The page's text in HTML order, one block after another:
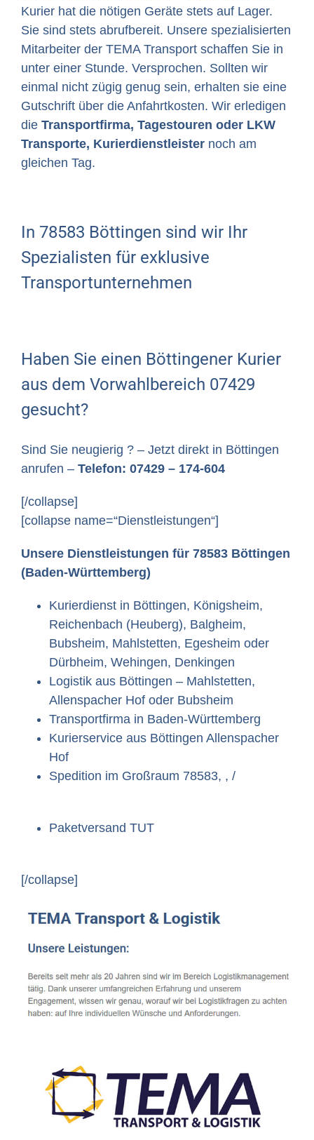
Kurier hat die nötigen Geräte stets auf Lager.
Sie sind stets abrufbereit. Unsere spezialisierten
Mitarbeiter der TEMA Transport schaffen Sie in
unter einer Stunde. Versprochen. Sollten wir
einmal nicht zügig genug sein, erhalten sie eine
Gutschrift über die Anfahrtkosten. Wir erledigen
die Transportfirma, Tagestouren oder LKW
Transporte, Kurierdienstleister noch am
gleichen Tag.
In 78583 Böttingen sind wir Ihr
Spezialisten für exklusive
Transportunternehmen
Haben Sie einen Böttingener Kurier
aus dem Vorwahlbereich 07429
gesucht?
Sind Sie neugierig ? – Jetzt direkt in Böttingen
anrufen – Telefon: 07429 – 174-604
[/collapse]
[collapse name=“Dienstleistungen“]
Unsere Dienstleistungen für 78583 Böttingen
(Baden-Württemberg)
Kurierdienst in Böttingen, Königsheim,
Reichenbach (Heuberg), Balgheim,
Bubsheim, Mahlstetten, Egesheim oder
Dürbheim, Wehingen, Denkingen
Logistik aus Böttingen – Mahlstetten,
Allenspacher Hof oder Bubsheim
Transportfirma in Baden-Württemberg
Kurierservice aus Böttingen Allenspacher
Hof
Spedition im Großraum 78583, , /
Paketversand TUT
[/collapse]